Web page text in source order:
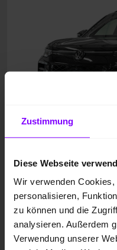
Zustimmung
Diese Webseite
Wir verwenden
personalisieren,
zu können und die
analysieren. Außerdem
Verwendung unserer